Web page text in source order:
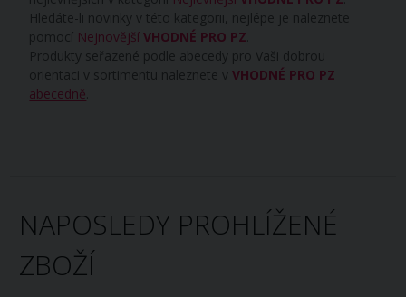
Hledáte-li novinky v této kategorii, nejlépe je naleznete
pomocí NejnovějšíVHODNÉ PRO PZ
Produkty seřazené podle abecedy pro Vaši dobrou
orientaci v sortimentu naleznete vVHODNÉ PRO PZ
abecedně
NAPOSLEDY PROHLÍŽENÉ
ZBOŽÍ